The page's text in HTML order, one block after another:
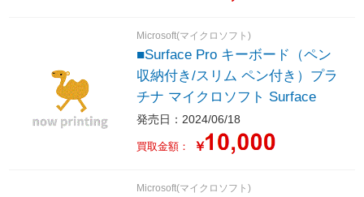
Microsoft(マイクロソフト)
■Surface Pro キーボード（ペン
収納付き/スリム ペン付き）プラ
チナ マイクロソフト Surface
発売日：2024/06/18
買取金額： ￥
Microsoft(マイクロソフト)